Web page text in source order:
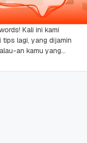
Kali ini kami
lagi, yang dijamin
an kamu yang
tapi...